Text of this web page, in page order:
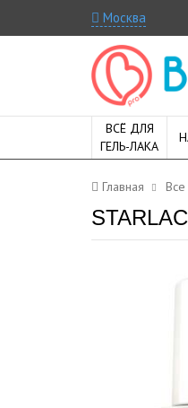
Москва
ВСЁ ДЛЯ
ГЕЛЬ-ЛАКА
Главная Все